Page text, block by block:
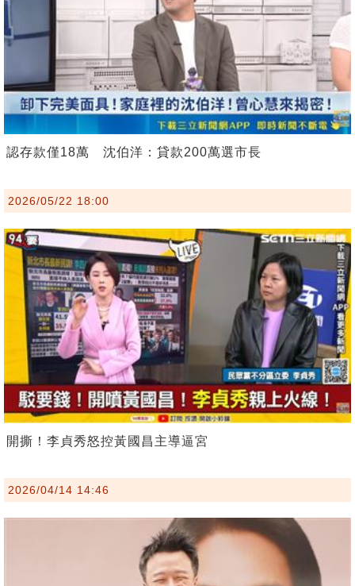
認存款僅18萬 沈伯洋：貸款200萬選市長
2026/05/22 18:00
開撕！李貞秀怒控黃國昌主導逼宮
2026/04/14 14:46